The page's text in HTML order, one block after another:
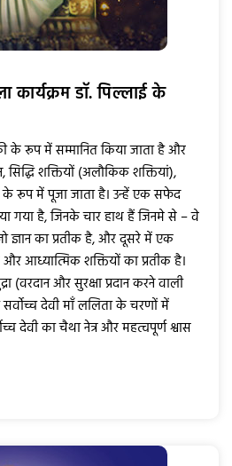
कार्यक्रम डाॅ. पिल्लाई के
के रूप में सम्मानित किया जाता है और
सिद्धि शक्तियों (अलौकिक शक्तियां),
रूप में पूजा जाता है। उन्हें एक सफेद
गया है, जिनके चार हाथ हैं जिनमे से – वे
का प्रतीक है, और दूसरे में एक
आध्यात्मिक शक्तियों का प्रतीक है।
(वरदान और सुरक्षा प्रदान करने वाली
सर्वोच्च देवी माँ ललिता के चरणों में
देवी का चैथा नेत्र और महत्वपूर्ण श्वास